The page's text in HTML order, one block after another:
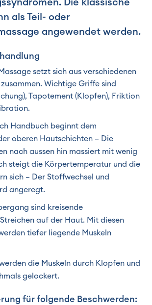
Die klassische
als Teil- oder
angewendet werden.
setzt sich aus verschiedenen
Wichtige Griffe sind
Tapotement (Klopfen), Friktion
Handbuch beginnt dem
oberen Hautschichten – Die
nach aussen hin massiert mit wenig
steigt die Körpertemperatur und die
sich – Der Stoffwechsel und
angeregt.
sind kreisende
auf der Haut. Mit diesen
tiefer liegende Muskeln
die Muskeln durch Klopfen und
gelockert.
für folgende Beschwerden: